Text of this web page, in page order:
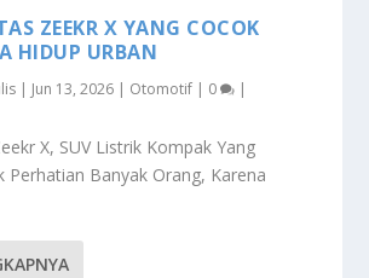
ZEEKR X YANG COCOK
HIDUP URBAN
Jun 13, 2026 Otomotif 0
X, SUV Listrik Kompak Yang
Perhatian Banyak Orang, Karena